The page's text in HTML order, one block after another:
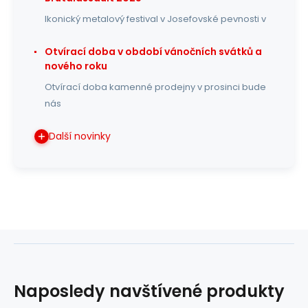
Ikonický metalový festival v Josefovské pevnosti v
Otvírací doba v období vánočních svátků a
nového roku
Otvírací doba kamenné prodejny v prosinci bude
nás
Další novinky
Naposledy navštívené produkty